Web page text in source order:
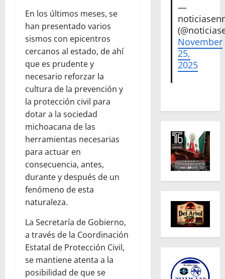
En los últimos meses, se
han presentado varios
sismos con epicentros
cercanos al estado, de ahí
que es prudente y
necesario reforzar la
cultura de la prevención y
la protección civil para
dotar a la sociedad
michoacana de las
herramientas necesarias
para actuar en
consecuencia, antes,
durante y después de un
fenómeno de esta
naturaleza.
La Secretaría de Gobierno,
a través de la Coordinación
Estatal de Protección Civil,
se mantiene atenta a la
posibilidad de que se
—
November
25,
2025